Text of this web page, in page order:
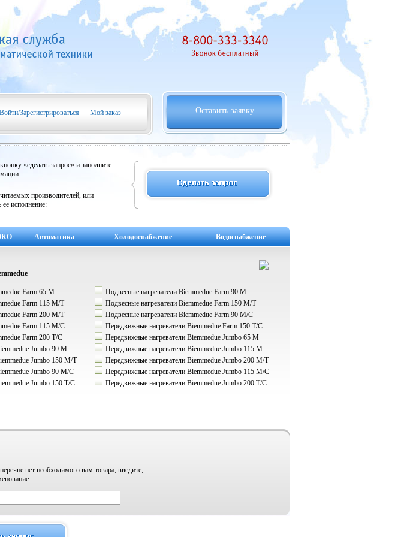
Войти/Зарегистрироваться Мой заказ Оставить заявку
«сделать запрос» и заполните
производителей, или
исполнение:
Автоматика Холодоснабжение Водоснабжение
Farm 65 M
Подвесные нагреватели Biemmedue Farm 90 M
Farm 115 M/Т
Подвесные нагреватели Biemmedue Farm 150 M/Т
Farm 200 M/Т
Подвесные нагреватели Biemmedue Farm 90 M/C
Farm 115 M/C
Передвижные нагреватели Biemmedue Farm 150 T/C
Farm 200 T/C
Передвижные нагреватели Biemmedue Jumbo 65 M
Jumbo 90 M
Передвижные нагреватели Biemmedue Jumbo 115 M
Jumbo 150 M/T
Передвижные нагреватели Biemmedue Jumbo 200 M/T
Jumbo 90 M/С
Передвижные нагреватели Biemmedue Jumbo 115 M/С
Jumbo 150 Т/С
Передвижные нагреватели Biemmedue Jumbo 200 Т/С
нет необходимого вам товара, введите,